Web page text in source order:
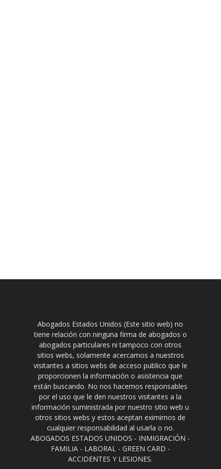
Abogados Estados Unidos (Este sitio web) no
tiene relación con ninguna firma de abogados o
abogados particulares ni tampoco con otros
sitios webs, solamente acercamos a nuestros
visitantes a sitios webs de acceso publico que le
proporcionen la información o asistencia que
están buscando. No nos hacemos responsables
por el uso que le den nuestros visitantes a la
información suministrada por nuestro sitio web u
otros sitios webs y estos aceptan eximirnos de
cualquier responsabilidad al usarla o no.
ABOGADOS ESTADOS UNIDOS - INMIGRACIÓN -
FAMILIA - LABORAL - GREEN CARD -
ACCIDENTES Y LESIONES.